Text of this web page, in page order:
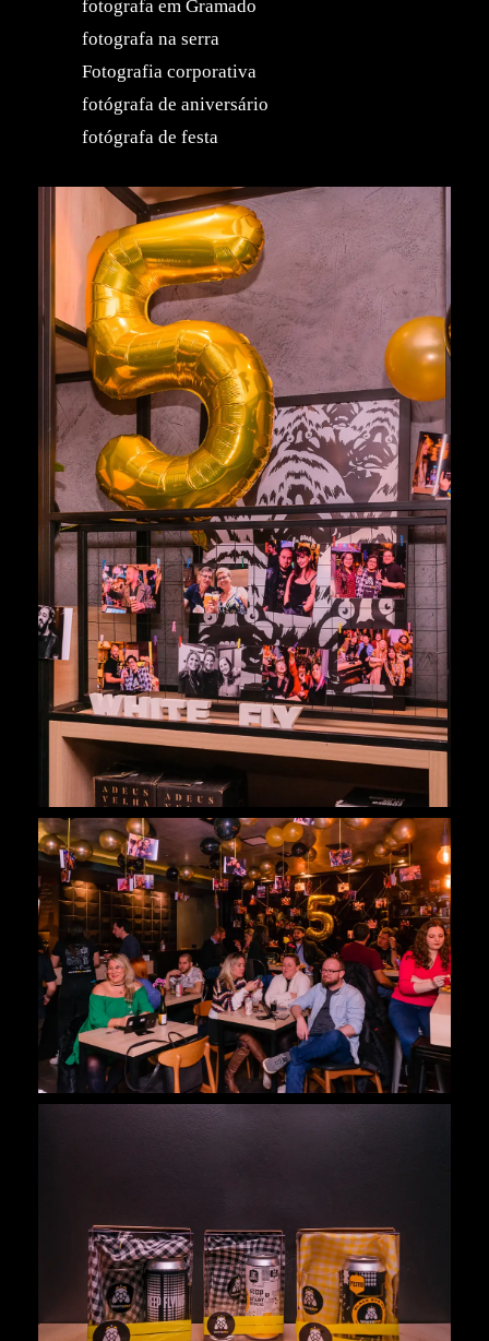
fotografa em Gramado
fotografa na serra
Fotografia corporativa
fotógrafa de aniversário
fotógrafa de festa